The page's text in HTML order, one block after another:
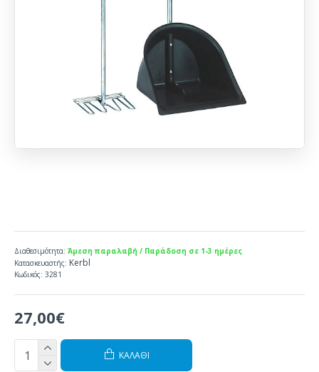
27,00€
Διαθεσιμότητα: Άμεση παραλαβή / Παράδοση σε 1-3 ημέρες
Κατασκευαστής: Kerbl
Κωδικός: 3281
ΚΑΛΆΘΙ